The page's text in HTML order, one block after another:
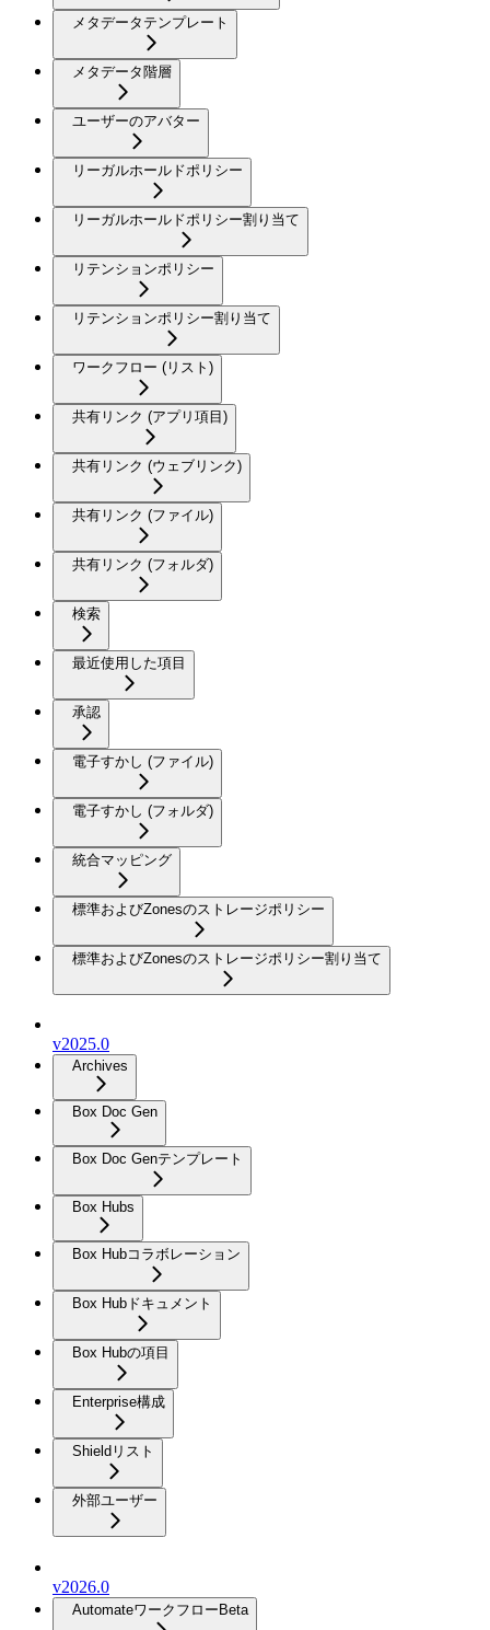
メタデータテンプレート
メタデータ階層
ユーザーのアバター
リーガルホールドポリシー
リーガルホールドポリシー割り当て
リテンションポリシー
リテンションポリシー割り当て
ワークフロー (リスト)
共有リンク (アプリ項目)
共有リンク (ウェブリンク)
共有リンク (ファイル)
共有リンク (フォルダ)
検索
最近使用した項目
承認
電子すかし (ファイル)
電子すかし (フォルダ)
統合マッピング
標準およびZonesのストレージポリシー
標準およびZonesのストレージポリシー割り当て
v2025.0
Archives
Box Doc Gen
Box Doc Genテンプレート
Box Hubs
Box Hubコラボレーション
Box Hubドキュメント
Box Hubの項目
Enterprise構成
Shieldリスト
外部ユーザー
v2026.0
Automateワークフロー Beta